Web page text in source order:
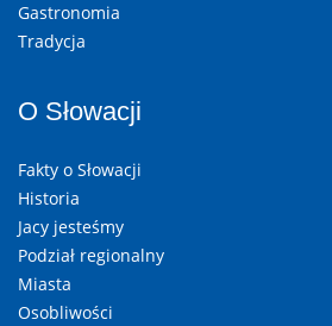
Gastronomia
Tradycja
O Słowacji
Fakty o Słowacji
Historia
Jacy jesteśmy
Podział regionalny
Miasta
Osobliwości